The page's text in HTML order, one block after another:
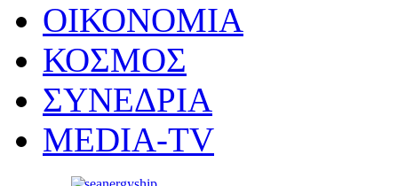
ΟΙΚΟΝΟΜΙΑ
ΚΟΣΜΟΣ
ΣΥΝΕΔΡΙΑ
MEDIA-TV